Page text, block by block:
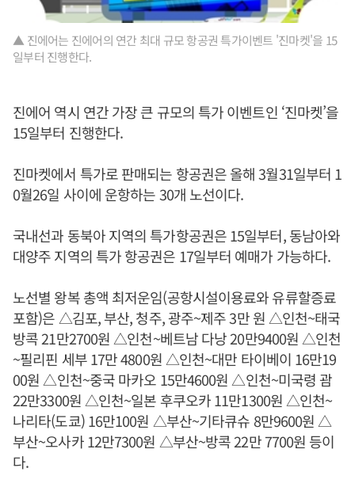
▲ 진에어는 진에어의 연간 최대 규모 항공권 특가이벤트 '진마켓'을 15
일부터 진행한다.
진에어 역시 연간 가장 큰 규모의 특가 이벤트인 ‘진마켓’을
15일부터 진행한다.
진마켓에서 특가로 판매되는 항공권은 올해 3월31일부터 1
0월26일 사이에 운항하는 30개 노선이다.
국내선과 동북아 지역의 특가항공권은 15일부터, 동남아와
대양주 지역의 특가 항공권은 17일부터 예매가 가능하다.
노선별 왕복 총액 최저운임(공항시설이용료와 유류할증료
포함)은 △김포, 부산, 청주, 광주~제주 3만 원 △인천~태국
방콕 21만2700원 △인천~베트남 다낭 20만9400원 △인천
~필리핀 세부 17만 4800원 △인천~대만 타이베이 16만19
00원 △인천~중국 마카오 15만4600원 △인천~미국령 괌
22만3300원 △인천~일본 후쿠오카 11만1300원 △인천~
나리타(도쿄) 16만100원 △부산~기타큐슈 8만9600원 △
부산~오사카 12만7300원 △부산~방콕 22만 7700원 등이
다.